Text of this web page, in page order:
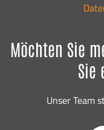
Möchten Sie
Sie
Unser Team